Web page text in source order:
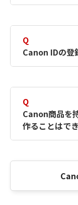
択したサ
簡単に作成
Canon ID
Q
Canon IDの登
Q
Canon商品を
作ることはで